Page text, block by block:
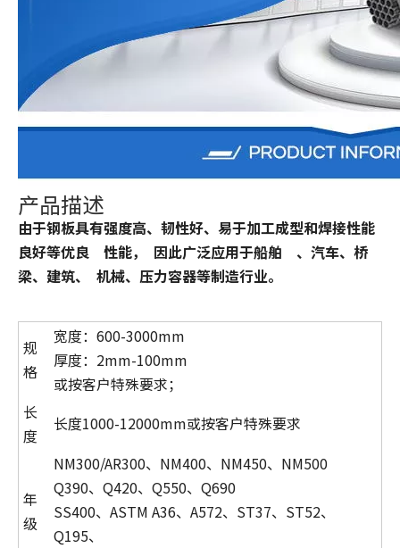
产品描述
由于钢板具有强度高、韧性好、易于加工成型和焊接性能
良好等优良 性能， 因此广泛应用于船舶 、汽车、桥
梁、建筑、 机械、压力容器等制造行业。
规
格
宽度：600-3000mm
厚度：2mm-100mm
或按客户特殊要求；
长
度
长度1000-12000mm或按客户特殊要求
年
级
NM300/AR300、NM400、NM450、NM500
Q390、Q420、Q550、Q690
SS400、ASTM A36、A572、ST37、ST52、
Q195、